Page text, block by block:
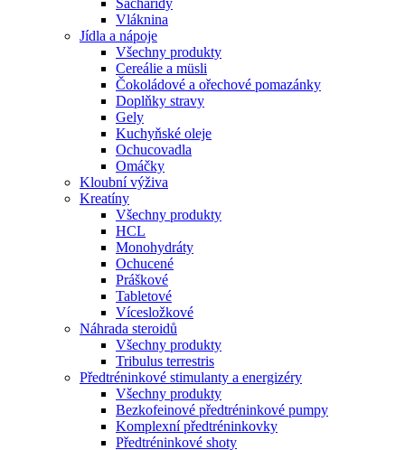
Sacharidy
Vláknina
Jídla a nápoje
Všechny produkty
Cereálie a müsli
Čokoládové a ořechové pomazánky
Doplňky stravy
Gely
Kuchyňské oleje
Ochucovadla
Omáčky
Kloubní výživa
Kreatíny
Všechny produkty
HCL
Monohydráty
Ochucené
Práškové
Tabletové
Vícesložkové
Náhrada steroidů
Všechny produkty
Tribulus terrestris
Předtréninkové stimulanty a energizéry
Všechny produkty
Bezkofeinové předtréninkové pumpy
Komplexní předtréninkovky
Předtréninkové shoty